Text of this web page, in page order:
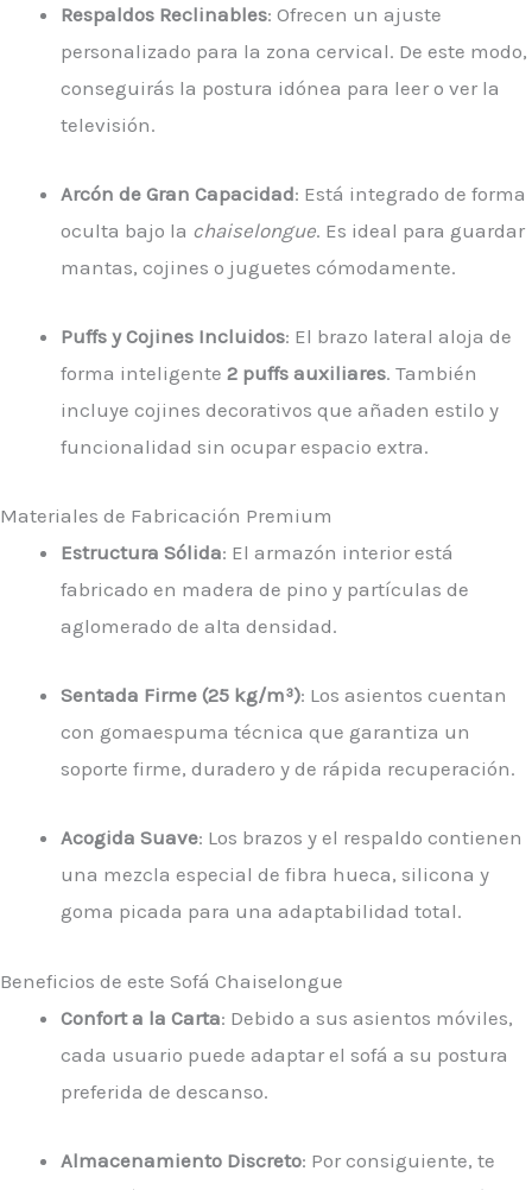
Respaldos Reclinables: Ofrecen un ajuste
personalizado para la zona cervical. De este modo,
conseguirás la postura idónea para leer o ver la
televisión.
Arcón de Gran Capacidad: Está integrado de forma
oculta bajo la chaiselongue. Es ideal para guardar
mantas, cojines o juguetes cómodamente.
Puffs y Cojines Incluidos: El brazo lateral aloja de
forma inteligente 2 puffs auxiliares. También
incluye cojines decorativos que añaden estilo y
funcionalidad sin ocupar espacio extra.
Materiales de Fabricación Premium
Estructura Sólida: El armazón interior está
fabricado en madera de pino y partículas de
aglomerado de alta densidad.
Sentada Firme (25 kg/m³): Los asientos cuentan
con gomaespuma técnica que garantiza un
soporte firme, duradero y de rápida recuperación.
Acogida Suave: Los brazos y el respaldo contienen
una mezcla especial de fibra hueca, silicona y
goma picada para una adaptabilidad total.
Beneficios de este Sofá Chaiselongue
Confort a la Carta: Debido a sus asientos móviles,
cada usuario puede adaptar el sofá a su postura
preferida de descanso.
Almacenamiento Discreto: Por consiguiente, te